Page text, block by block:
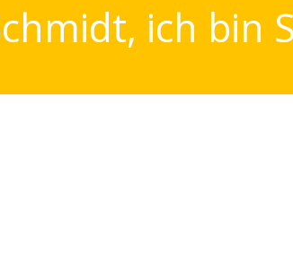
ich bin